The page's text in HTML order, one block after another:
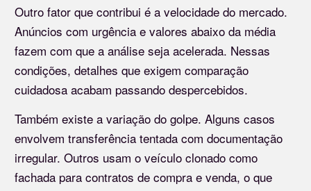
Outro fator que contribui é a velocidade do mercado.
Anúncios com urgência e valores abaixo da média
fazem com que a análise seja acelerada. Nessas
condições, detalhes que exigem comparação
cuidadosa acabam passando despercebidos.
Também existe a variação do golpe. Alguns casos
envolvem transferência tentada com documentação
irregular. Outros usam o veículo clonado como
fachada para contratos de compra e venda, o que